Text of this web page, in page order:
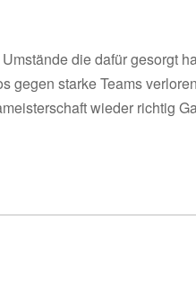
die dafür gesorgt
gegen starke Teams
wieder richtig